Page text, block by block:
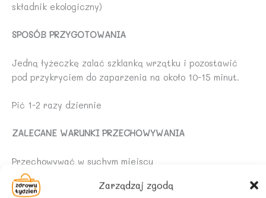
Zarządzaj zgodą
składnik ekologiczny)
SPOSÓB PRZYGOTOWANIA
Jedną łyżeczkę zalać szklanką wrzątku i pozostawić
pod przykryciem do zaparzenia na około 10-15 minut.
Pić 1-2 razy dziennie
ZALECANE WARUNKI PRZECHOWYWANIA
Przechowywać w suchym miejscu
KRAJ POCHODZENIA SKŁADNIKÓW